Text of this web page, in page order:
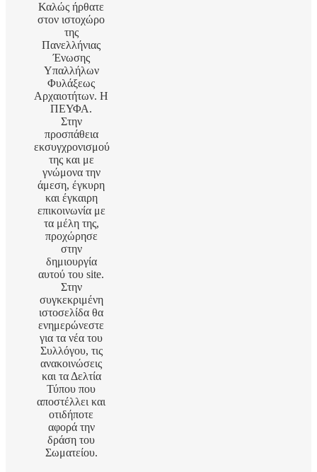
Καλώς ήρθατε
στον ιστοχώρο
της
Πανελλήνιας
Ένωσης
Υπαλλήλων
Φυλάξεως
Αρχαιοτήτων. Η
ΠΕΥΦΑ.
Στην
προσπάθεια
εκσυγχρονισμού
της και με
γνώμονα την
άμεση, έγκυρη
και έγκαιρη
επικοινωνία με
τα μέλη της,
προχώρησε
στην
δημιουργία
αυτού του site.
Στην
συγκεκριμένη
ιστοσελίδα θα
ενημερώνεστε
για τα νέα του
Συλλόγου, τις
ανακοινώσεις
και τα Δελτία
Τύπου που
αποστέλλει και
οτιδήποτε
αφορά την
δράση του
Σωματείου.